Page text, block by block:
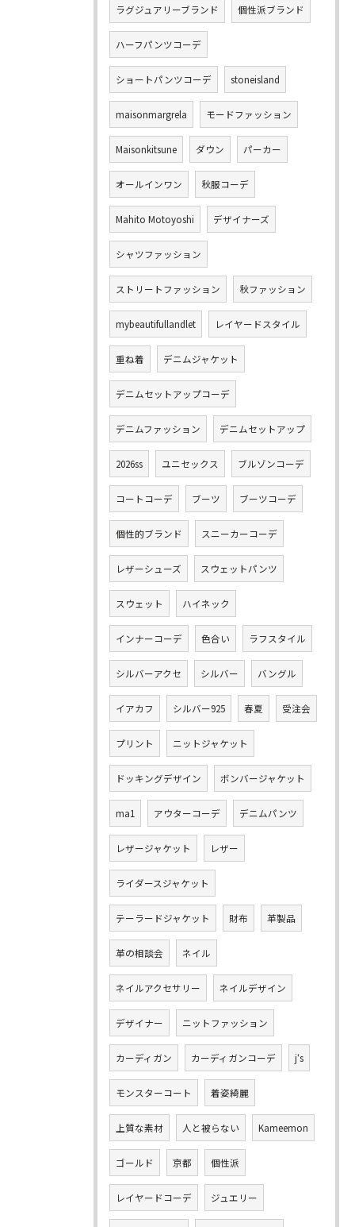
ラグジュアリーブランド 個性派ブランド
ハーフパンツコーデ
ショートパンツコーデ stoneisland
maisonmargrela モードファッション
Maisonkitsune ダウン パーカー
オールインワン 秋服コーデ
Mahito Motoyoshi デザイナーズ
シャツファッション
ストリートファッション 秋ファッション
mybeautifullandlet レイヤードスタイル
重ね着 デニムジャケット
デニムセットアップコーデ
デニムファッション デニムセットアップ
2026ss ユニセックス ブルゾンコーデ
コートコーデ ブーツ ブーツコーデ
個性的ブランド スニーカーコーデ
レザーシューズ スウェットパンツ
スウェット ハイネック
インナーコーデ 色合い ラフスタイル
シルバーアクセ シルバー バングル
イアカフ シルバー925 春夏 受注会
プリント ニットジャケット
ドッキングデザイン ボンバージャケット
ma1 アウターコーデ デニムパンツ
レザージャケット レザー
ライダースジャケット
テーラードジャケット 財布 革製品
革の相談会 ネイル
ネイルアクセサリー ネイルデザイン
デザイナー ニットファッション
カーディガン カーディガンコーデ j‘s
モンスターコート 着姿綺麗
上質な素材 人と被らない Kameemon
ゴールド 京都 個性派
レイヤードコーデ ジュエリー